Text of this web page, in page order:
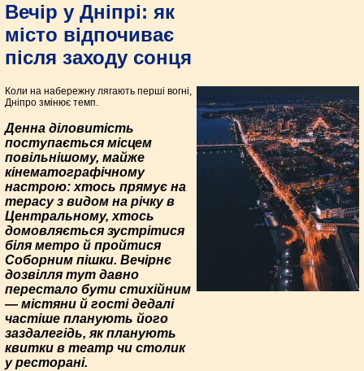
Вечір у Дніпрі: як
місто відпочиває
після заходу сонця
Коли на набережну лягають перші вогні,
Дніпро змінює темп.
Денна діловитість
поступається місцем
повільнішому, майже
кінематографічному
настрою: хтось прямує на
терасу з видом на річку в
Центральному, хтось
домовляється зустрітися
біля метро й пройтися
Соборним пішки. Вечірнє
дозвілля тут давно
перестало бути стихійним
— містяни й гості дедалі
частіше планують його
заздалегідь, як планують
квитки в театр чи столик
у ресторані.